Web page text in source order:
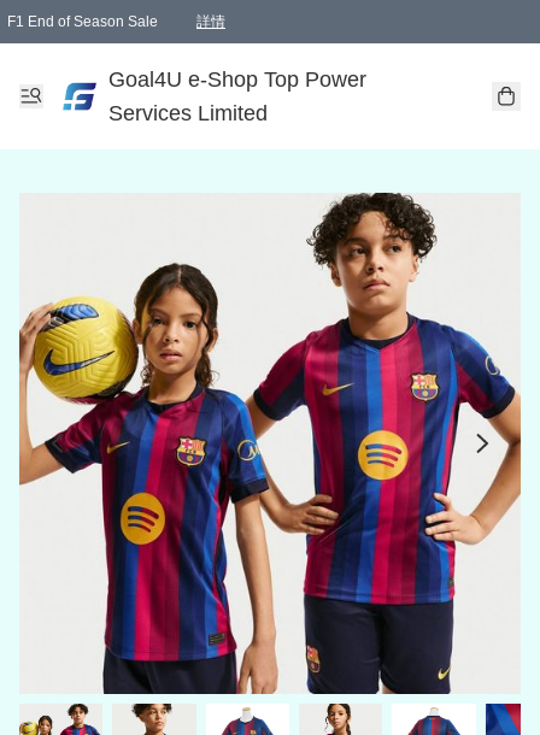
F1 End of Season Sale 詳情
Goal4U e-Shop Top Power
Services Limited